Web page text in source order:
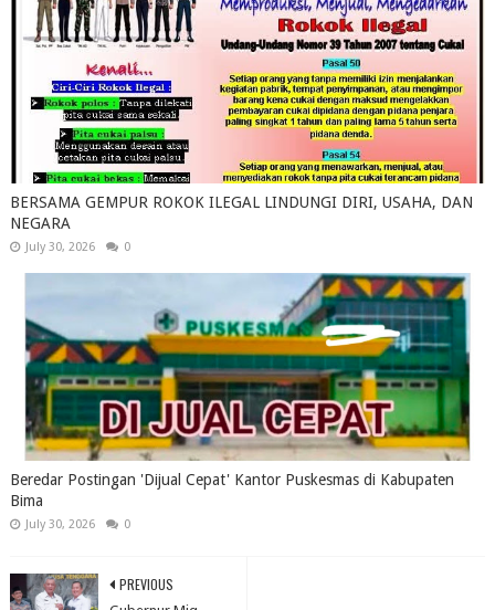
BERSAMA GEMPUR ROKOK ILEGAL LINDUNGI DIRI, USAHA, DAN
NEGARA
July 30, 2026 0
Beredar Postingan 'Dijual Cepat' Kantor Puskesmas di Kabupaten
Bima
July 30, 2026 0
PREVIOUS